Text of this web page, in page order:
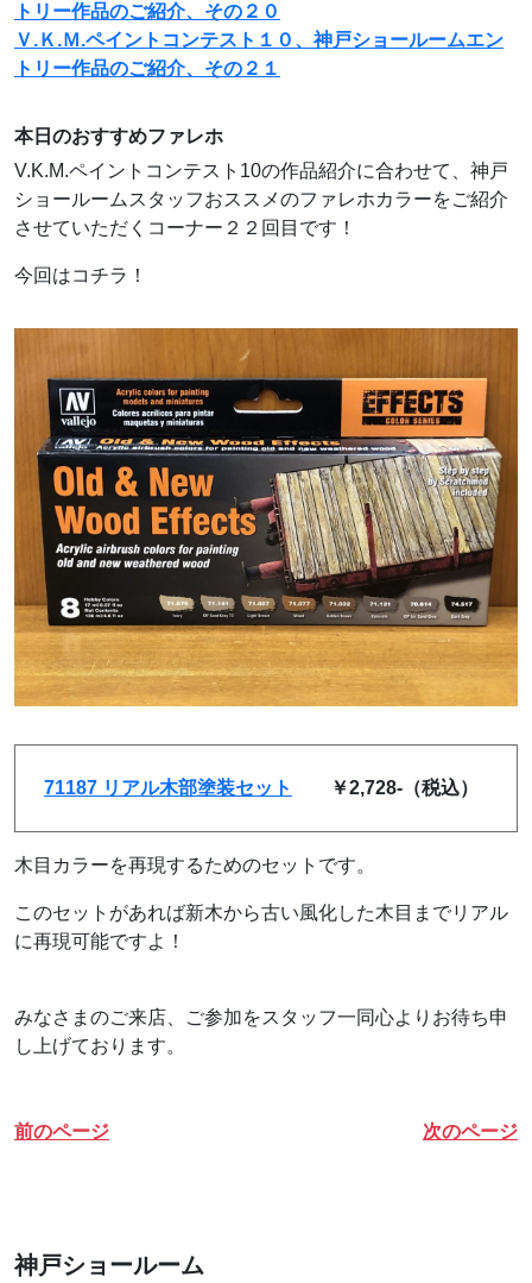
トリー作品のご紹介、その２０
Ｖ.Ｋ.Ｍ.ペイントコンテスト１０、神戸ショールームエン
トリー作品のご紹介、その２１
本日のおすすめファレホ
V.K.M.ペイントコンテスト10の作品紹介に合わせて、神戸
ショールームスタッフおススメのファレホカラーをご紹介
させていただくコーナー２２回目です！
今回はコチラ！
71187 リアル木部塗装セット ￥2,728-（税込）
木目カラーを再現するためのセットです。
このセットがあれば新木から古い風化した木目までリアル
に再現可能ですよ！
みなさまのご来店、ご参加をスタッフ一同心よりお待ち申
し上げております。
前のページ 次のページ
神戸ショールーム